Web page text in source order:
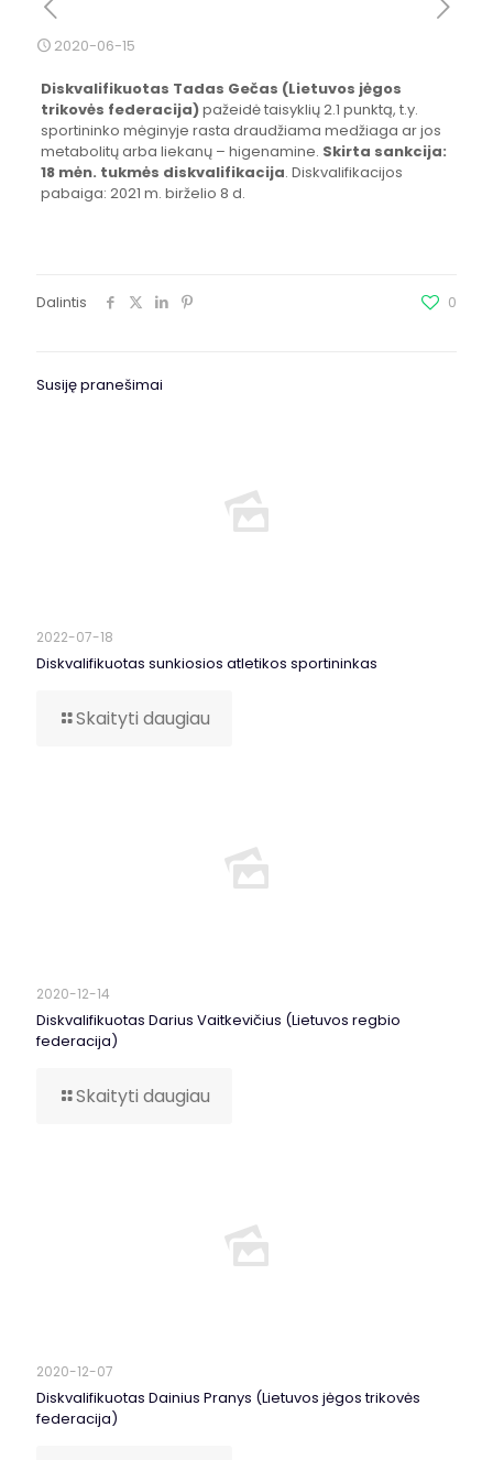
2020-06-15
Diskvalifikuotas Tadas Gečas (Lietuvos jėgos
trikovės federacija)pažeidė taisyklių 2.1 punktą, t.y.
sportininko mėginyje rasta draudžiama medžiaga ar jos
metabolitų arba liekanų – higenamine. Skirta sankcija:
18 mėn. tukmės diskvalifikacija. Diskvalifikacijos
pabaiga: 2021 m. birželio 8 d.
Dalintis 0
Susiję pranešimai
2022-07-18
Diskvalifikuotas sunkiosios atletikos sportininkas
Skaityti daugiau
2020-12-14
Diskvalifikuotas Darius Vaitkevičius (Lietuvos regbio
federacija)
Skaityti daugiau
2020-12-07
Diskvalifikuotas Dainius Pranys (Lietuvos jėgos trikovės
federacija)